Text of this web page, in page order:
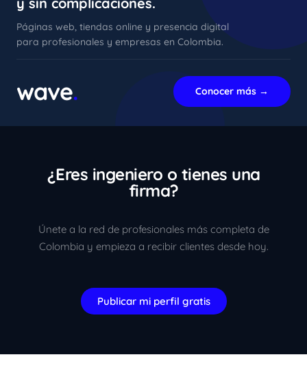
Páginas web, tiendas online y presencia digital
para profesionales y empresas en Colombia.
wave. Conocer más →
¿Eres ingeniero o tienes una
firma?
Únete a la red de profesionales más completa de
Colombia y empieza a recibir clientes desde hoy.
Publicar mi perfil gratis
xImenA